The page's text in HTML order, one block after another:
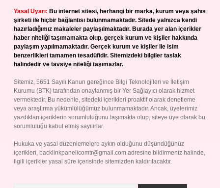
Yasal Uyarı: Bu internet sitesi, herhangi bir marka, kurum veya şahıs
şirketi ile hiçbir bağlantısı bulunmamaktadır. Sitede yalnızca kendi
hazırladığımız makaleler paylaşılmaktadır. Burada yer alan içerikler
haber niteliği taşımamakta olup, gerçek kurum ve kişiler hakkında
paylaşım yapılmamaktadır. Gerçek kurum ve kişiler ile isim
benzerlikleri tamamen tesadüfidir. Sitemizdeki bilgiler taslak
halindedir ve tavsiye niteliği taşımazlar.
Sitemiz, 5651 Sayılı Kanun gereğince Bilgi Teknolojileri ve İletişim
Kurumu (BTK) tarafından onaylanmış bir Yer Sağlayıcı olarak hizmet
vermektedir. Bu nedenle, sitedeki içerikleri proaktif olarak denetleme
veya araştırma yükümlülüğümüz bulunmamaktadır. Ancak, üyelerimiz
yazdıkları içeriklerin sorumluluğunu taşımakta olup, siteye üye olarak bu
sorumluluğu kabul etmiş sayılırlar.
Hukuka ve yasal düzenlemelere aykırı olduğunu düşündüğünüz
içerikleri, backlinkpanelicomtr@gmail.com adresine bildirmeniz halinde,
ilgili içerikler yasal süre içerisinde sitemizden kaldırılacaktır.